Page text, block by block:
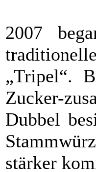
2007
„Tripel“.
Zucker-
Dubbel
stärker